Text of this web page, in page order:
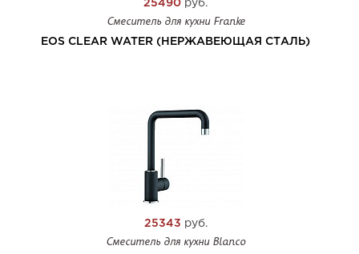
25490 руб.
Смеситель для кухни Franke
EOS CLEAR WATER (НЕРЖАВЕЮЩАЯ СТАЛЬ)
25343 руб.
Смеситель для кухни Blanco